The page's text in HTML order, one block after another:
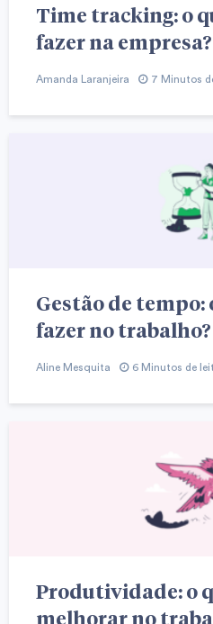
Time tracking: o
fazer na empresa?
Amanda Laranjeira 7 Minutos
Gestão de tempo:
fazer no trabalho?
Aline Mesquita 6 Minutos de
Produtividade: o
melhorar no